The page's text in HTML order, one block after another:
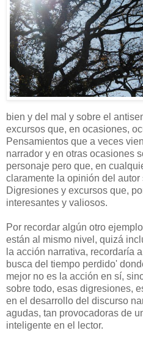
bien y del mal y sobre el
excursos que, en ocasiones,
Pensamientos que a veces
narrador y en otras ocasiones
personaje pero que, en
claramente la opinión del autor
Digresiones y excursos que,
interesantes y valiosos.
Por recordar algún otro
están al mismo nivel, quizá
la acción narrativa, recordaría
busca del tiempo perdido'
mejor no es la acción en sí,
sobre todo, esas digresiones,
en el desarrollo del discurso
agudas, tan provocadoras de
inteligente en el lector.